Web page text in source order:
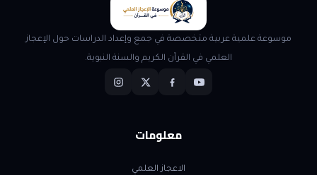
موسوعة علمية عربية متخصصة في جمع وإعداد الدراسات حول الإعجاز
العلمي في القرآن الكريم والسنة النبوية.
معلومات
الاعجاز العلمي